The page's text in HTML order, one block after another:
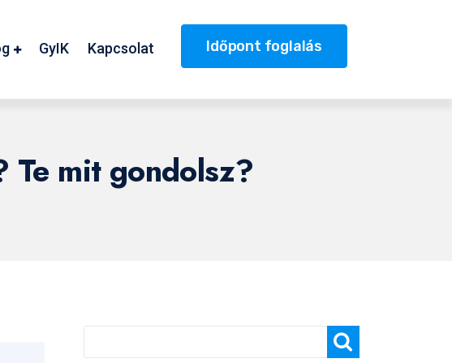
GyIK Kapcsolat Időpont foglalás
mit gondolsz?